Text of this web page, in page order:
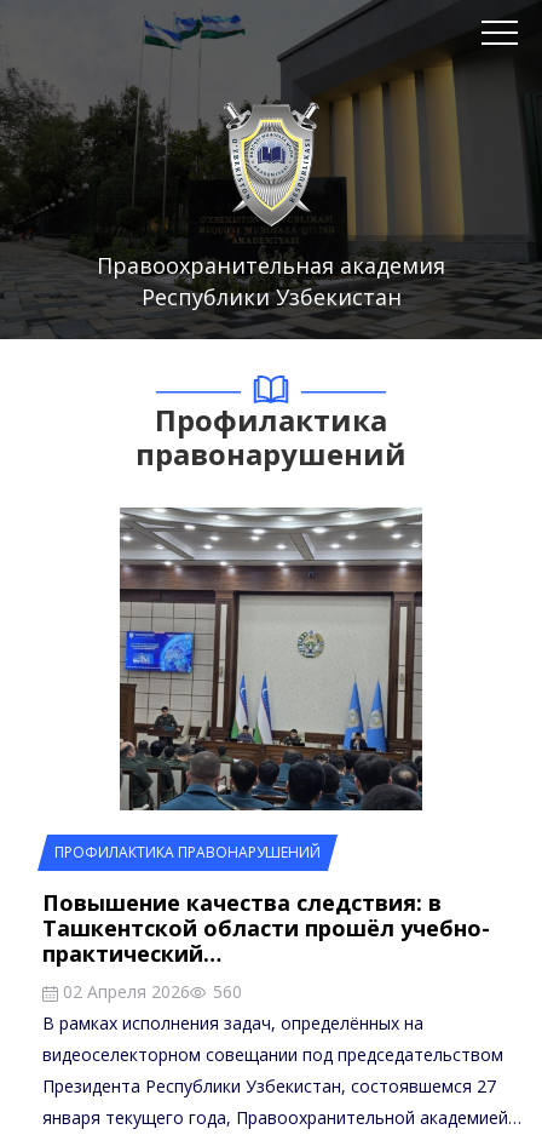
Правоохранительная академия
Республики Узбекистан
Профилактика
правонарушений
ПРОФИЛАКТИКА ПРАВОНАРУШЕНИЙ
Повышение качества следствия: в
Ташкентской области прошёл учебно-
практический…
02 Апреля 2026
560
В рамках исполнения задач, определённых на
видеоселекторном совещании под председательством
Президента Республики Узбекистан, состоявшемся 27
января текущего года, Правоохранительной академией…